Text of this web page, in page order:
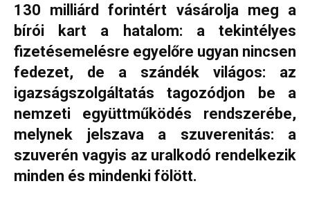
130 milliárd forintért vásárolja meg a
bírói kart a hatalom: a tekintélyes
fizetésemelésre egyelőre ugyan nincsen
fedezet, de a szándék világos: az
igazságszolgáltatás tagozódjon be a
nemzeti együttműködés rendszerébe,
melynek jelszava a szuverenitás: a
szuverén vagyis az uralkodó rendelkezik
minden és mindenki fölött.